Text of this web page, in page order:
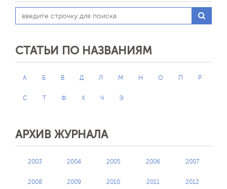
СТАТЬИ ПО НАЗВАНИЯМ
А Б В Д Л М Н О П Р
С Т Ф Х Ч Э
АРХИВ ЖУРНАЛА
2003 2004 2005 2006 2007
2008 2009 2010 2011 2012